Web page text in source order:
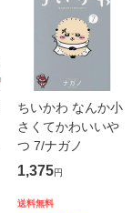
ちいかわ なんか小
さくてかわいいや
つ 7/ナガノ
1,375円
送料無料